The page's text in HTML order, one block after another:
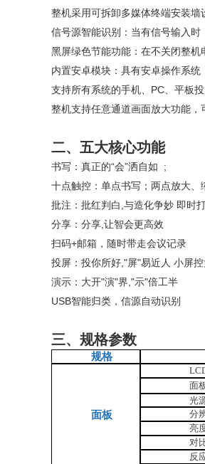
整机采用可拆卸多媒体终端安装墙
信号源智能识别：当有信号输入时
黑屏绿色节能功能：在不关闭整
内置安卓模块：具有安卓操作系
支持所有系统的手机、PC、平板
整机支持任意通道画面放大功能
二、五大核心功能
书写：真正的“会”洒自如 ;
十点触控：单点书写；两点放大、
批注：批红判白,与造化争妙 即时
分享：分享,让智会更高效
扫码+邮箱，随时带走会议记录
投屏：投你所好,"屏"易近人 小屏
演示：大开"演"界,"示"倍工半
USB智能归类，信源自动识别
三、规格参数
规格
面板
面
光
分
亮
对
反